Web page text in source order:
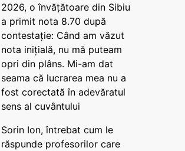
2026, o învățătoare din Sibiu
a primit nota 8.70 după
contestație: Când am văzut
nota inițială, nu mă puteam
opri din plâns. Mi-am dat
seama că lucrarea mea nu a
fost corectată în adevăratul
sens al cuvântului
Sorin Ion, întrebat cum le
răspunde profesorilor care